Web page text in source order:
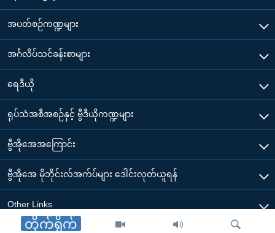
တိုက်ရိုက်
အပတ်စဉ်ကဏ္ဍများ
အင်္ဂလိပ်သင်ခန်းစာများ
ရေဒီယို
ရုပ်သံအစီအစဉ်နှင့် ဗွီဒီယိုကဏ္ဍများ
ဗွီအိုအေအကြောင်း
ဗွီအိုအေ မိုဘိုင်းလ်အက်ပ်များ ဒေါင်းလုတ်ယူရန်
Other Links